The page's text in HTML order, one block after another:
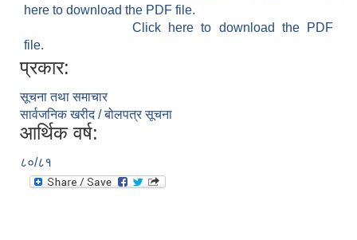
here to download the PDF file.
Click here to download the PDF
file.
प्रकार:
सूचना तथा समाचार
सार्वजनिक खरीद / बोलपत्र सूचना
आर्थिक वर्ष:
८०/८१